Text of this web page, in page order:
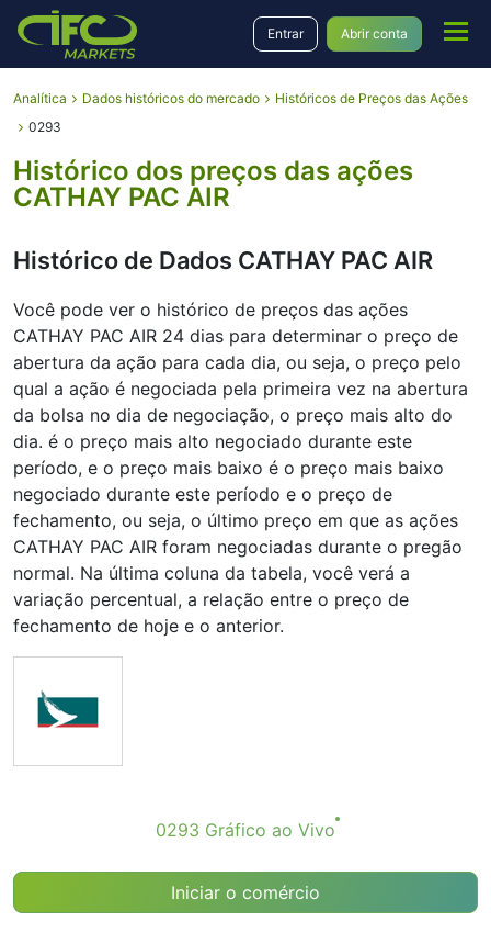
Entrar Abrir conta
Analítica Dados históricos do mercado
Históricos de Preços das Ações
0293
Histórico dos preços das ações
CATHAY PAC AIR
Histórico de Dados CATHAY PAC AIR
Você pode ver o histórico de preços das ações
CATHAY PAC AIR 24 dias para determinar o preço de
abertura da ação para cada dia, ou seja, o preço pelo
qual a ação é negociada pela primeira vez na abertura
da bolsa no dia de negociação, o preço mais alto do
dia. é o preço mais alto negociado durante este
período, e o preço mais baixo é o preço mais baixo
negociado durante este período e o preço de
fechamento, ou seja, o último preço em que as ações
CATHAY PAC AIR foram negociadas durante o pregão
normal. Na última coluna da tabela, você verá a
variação percentual, a relação entre o preço de
fechamento de hoje e o anterior.
0293 Gráfico ao Vivo
Iniciar o comércio